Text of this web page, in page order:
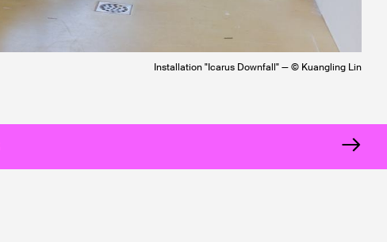
Installation "Icarus Downfall" — © Kuangling Lin